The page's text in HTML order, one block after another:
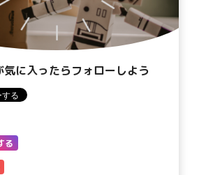
気に入ったらフォローしよう
る